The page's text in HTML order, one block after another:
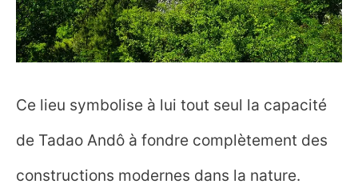
Ce lieu symbolise à lui tout seul la capacité
de Tadao Andô à fondre complètement des
constructions modernes dans la nature.